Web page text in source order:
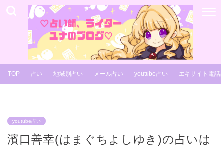
TOP 占い 地域別占い メール占い youtube占い エキサイト電
youtube占い
濱口善幸(はまぐちよしゆき)の占いは